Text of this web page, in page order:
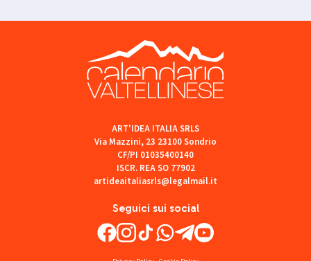
Seguici sui social
ART'IDEA ITALIA SRLS
Via Mazzini, 23 23100 Sondrio
CF/PI 01035400140
ISCR. REA SO 77902
artideaitaliasrls@legalmail.it